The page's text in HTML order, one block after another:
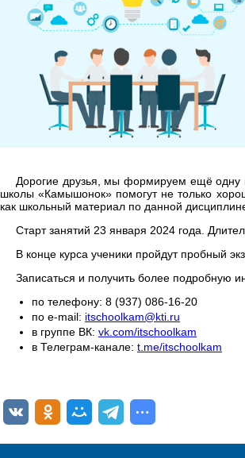
Дорогие друзья, мы формируем ещё одну
школы «Камышонок» помогут не только
как школьный материал по данной
Старт занятий 23 января 2024 года.
В конце курса ученики пройдут пробный
Записаться и получить более подробную
по телефону: 8 (937) 086-16-20
по e-mail: itschoolkam@kti.ru
в группе ВК: vk.com/itschoolkam
в Телеграм-канале: t.me/itschoolkam